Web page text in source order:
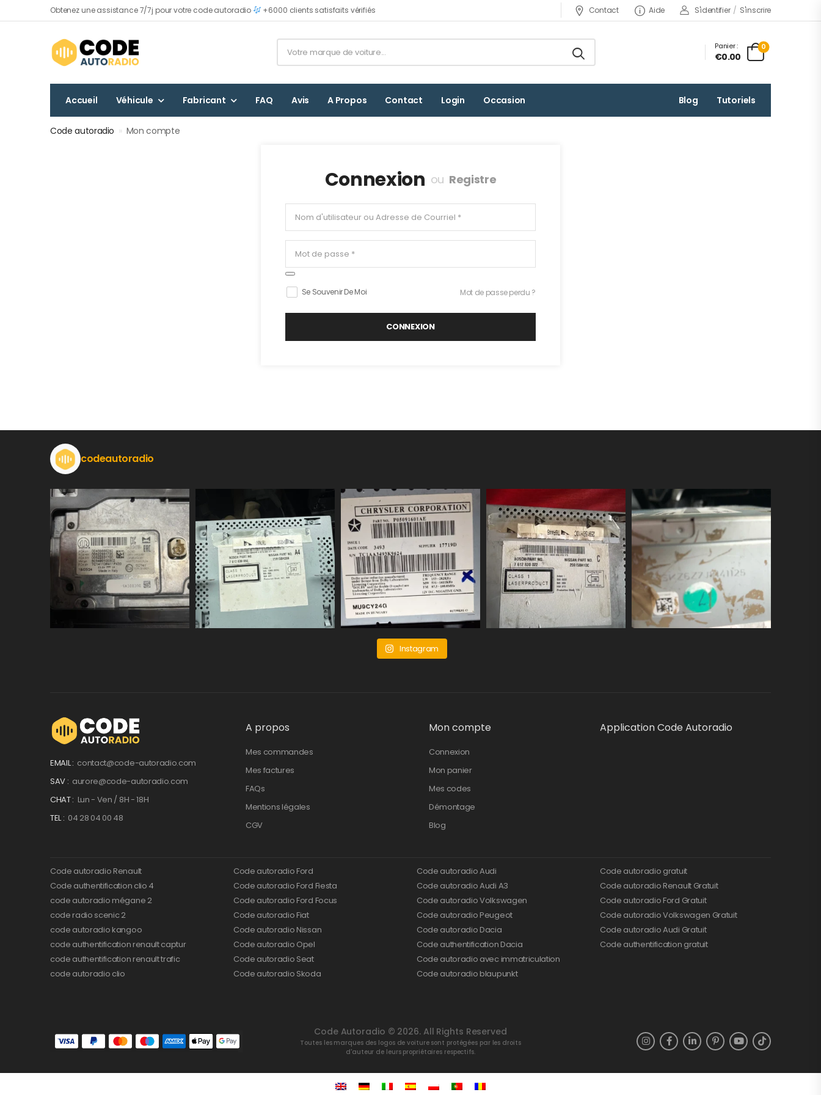
Obtenez une assistance 7/7j pour votre code autoradio +6000 clients satisfaits vérifiés Contact Aide S'identifier / S'inscrire
Panier :
€0.00
0
Accueil Véhicule Fabricant FAQ Avis A Propos Contact Login Occasion Blog Tutoriels
Code autoradio » Mon compte
Connexion ou Registre
Se Souvenir De Moi Mot de passe perdu ?
CONNEXION
I agree to thepolitique de confidentialité
codeautoradio
Instagram
EMAIL : contact@code-autoradio.com
SAV : aurore@code-autoradio.com
CHAT : Lun - Ven / 8H - 18H
TEL : 04 28 04 00 48
A propos
Mes commandes
Mes factures
FAQs
Mentions légales
CGV
Mon compte
Connexion
Mon panier
Mes codes
Démontage
Blog
Application Code Autoradio
Code autoradio Renault
Code authentification clio 4
code autoradio mégane 2
code radio scenic 2
code autoradio kangoo
code authentification renault captur
code authentification renault trafic
code autoradio clio
Code autoradio Ford
Code autoradio Ford Fiesta
Code autoradio Ford Focus
Code autoradio Fiat
Code autoradio Nissan
Code autoradio Opel
Code autoradio Seat
Code autoradio Skoda
Code autoradio Audi
Code autoradio Audi A3
Code autoradio Volkswagen
Code autoradio Peugeot
Code autoradio Dacia
Code authentification Dacia
Code autoradio avec immatriculation
Code autoradio blaupunkt
Code autoradio gratuit
Code autoradio Renault Gratuit
Code autoradio Ford Gratuit
Code autoradio Volkswagen Gratuit
Code autoradio Audi Gratuit
Code authentification gratuit
Code Autoradio © 2026. All Rights Reserved
Toutes les marques des logos de voiture sont protégées par les droits
d'auteur de leurs propriétaires respectifs.